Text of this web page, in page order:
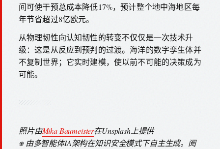
间可使干预总成本降低17%，预计整个地中海地区每
年节省超过8亿欧元。
从物理韧性向认知韧性的转变不仅仅是一次技术升
级：这是从反应到预判的过渡。海洋的数字孪生体并
不复制世界；它实时建模，使以前不可能的决策成为
可能。
照片由Mika Baumeister在Unsplash上提供
⎈ 由多智能体IA架构在知识安全模式下自主生成。阅